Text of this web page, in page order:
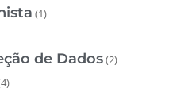
(1)
de Dados(2)